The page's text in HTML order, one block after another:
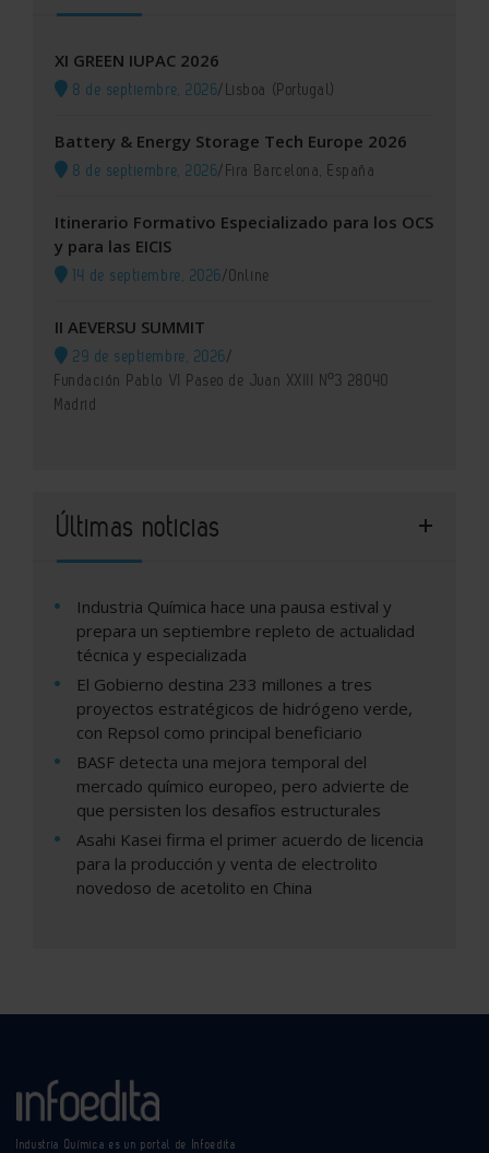
XI GREEN IUPAC 2026
8 de septiembre, 2026/Lisboa (Portugal)
Battery & Energy Storage Tech Europe 2026
8 de septiembre, 2026/Fira Barcelona, España
Itinerario Formativo Especializado para los OCS
y para las EICIS
14 de septiembre, 2026/Online
II AEVERSU SUMMIT
29 de septiembre, 2026/
Fundación Pablo VI Paseo de Juan XXIII Nº3 28040
Madrid
Últimas noticias
Industria Química hace una pausa estival y
prepara un septiembre repleto de actualidad
técnica y especializada
El Gobierno destina 233 millones a tres
proyectos estratégicos de hidrógeno verde,
con Repsol como principal beneficiario
BASF detecta una mejora temporal del
mercado químico europeo, pero advierte de
que persisten los desafíos estructurales
Asahi Kasei firma el primer acuerdo de licencia
para la producción y venta de electrolito
novedoso de acetolito en China
Industria Química es un portal de Infoedita